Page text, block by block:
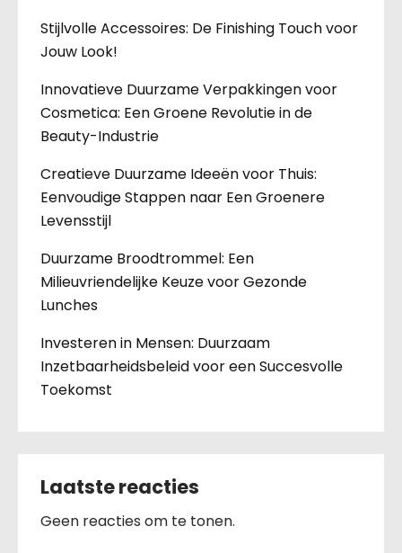
Stijlvolle Accessoires: De Finishing Touch voor
Jouw Look!
Innovatieve Duurzame Verpakkingen voor
Cosmetica: Een Groene Revolutie in de
Beauty-Industrie
Creatieve Duurzame Ideeën voor Thuis:
Eenvoudige Stappen naar Een Groenere
Levensstijl
Duurzame Broodtrommel: Een
Milieuvriendelijke Keuze voor Gezonde
Lunches
Investeren in Mensen: Duurzaam
Inzetbaarheidsbeleid voor een Succesvolle
Toekomst
Laatste reacties
Geen reacties om te tonen.